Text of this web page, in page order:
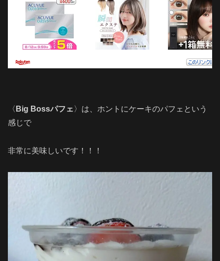
〈 Big Bossパフェ〉は、ホントにケーキのパフェという
感じで
非常に美味しいです！！！